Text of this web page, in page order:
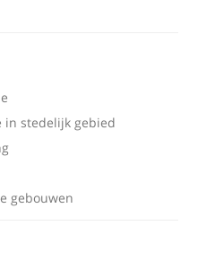
in stedelijk gebied
gebouwen